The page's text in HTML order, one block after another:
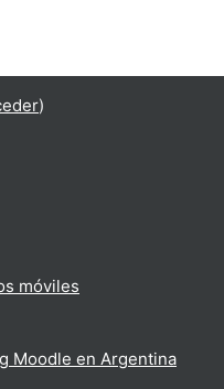
)
móviles
Moodle en Argentina